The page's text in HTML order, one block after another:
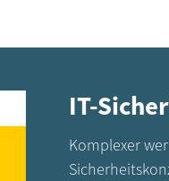
IT-
Komplexer